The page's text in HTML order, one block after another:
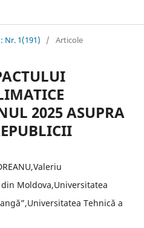
Nr. 1(191) / Articole
2025 ASUPRA
Moldova,Universitatea
Tehnică a